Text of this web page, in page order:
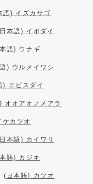
語) イズカサゴ
本語) イボダイ
語) ウナギ
) ウルメイワシ
) エビスダイ
オオアオノメアラ
カツオ
本語) カイワリ
語) カジキ
(日本語) カツオ